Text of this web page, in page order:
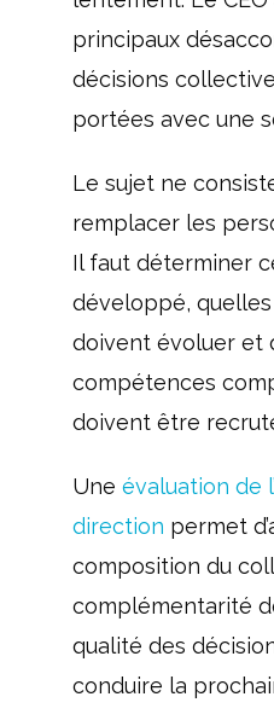
principaux
décisions
portées avec une
Le sujet ne
remplacer les
Il faut déterminer
développé,
doivent évoluer et
compétences
doivent être
Une évaluation de
direction permet
composition du
complémentarité
qualité des
conduire la